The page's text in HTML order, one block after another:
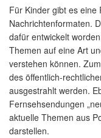
Für Kinder gibt es eine
Nachrichtenformaten.
dafür entwickelt
Themen auf eine Art
verstehen können.
des öffentlich-
ausgestrahlt werden.
Fernsehsendungen
aktuelle Themen aus
darstellen.